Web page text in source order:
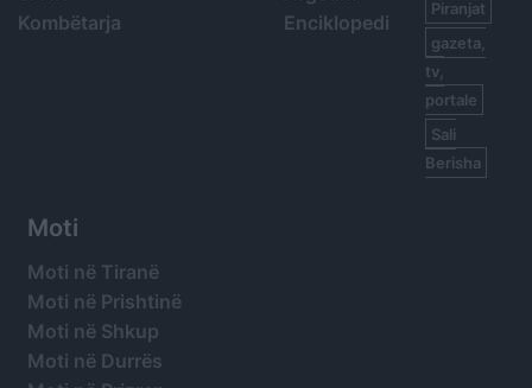
Kombëtarja
Enciklopedi
Piranjat
gazeta,
tv,
portale
Sali
Berisha
Moti
Moti në Tiranë
Moti në Prishtinë
Moti në Shkup
Moti në Durrës